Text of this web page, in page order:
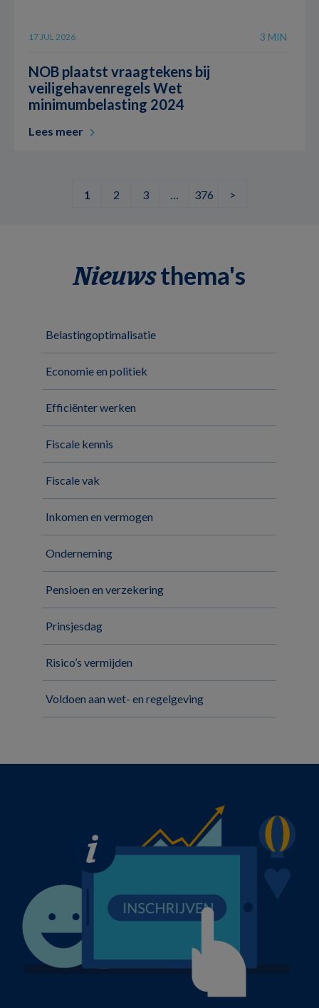
17 JUL 2026 3 MIN
NOB plaatst vraagtekens bij
veiligehavenregels Wet
minimumbelasting 2024
Lees meer
1 2 3 … 376 >
Nieuwsthema's
Belastingoptimalisatie
Economie en politiek
Efficiënter werken
Fiscale kennis
Fiscale vak
Inkomen en vermogen
Onderneming
Pensioen en verzekering
Prinsjesdag
Risico’s vermijden
Voldoen aan wet- en regelgeving